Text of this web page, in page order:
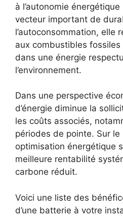
à l’autonomie
vecteur important de
l’autoconsommation, elle
aux combustibles fossiles
dans une énergie
l’environnement.
Dans une perspective
d’énergie diminue la
les coûts associés,
périodes de pointe. Sur
optimisation énergétique
meilleure rentabilité
carbone réduit.
Voici une liste des
d’une batterie à votre